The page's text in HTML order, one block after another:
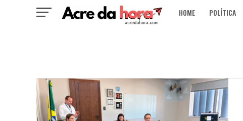
HOME POLÍTICA